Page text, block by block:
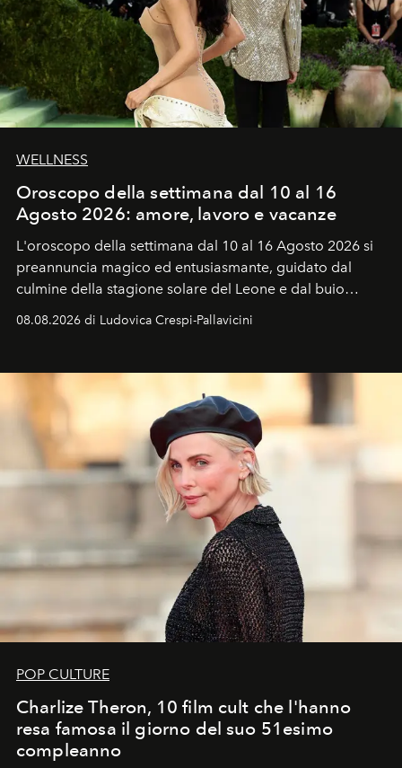
WELLNESS
Oroscopo della settimana dal 10 al 16
Agosto 2026: amore, lavoro e vacanze
L'oroscopo della settimana dal 10 al 16 Agosto 2026 si
preannuncia magico ed entusiasmante, guidato dal
culmine della stagione solare del Leone e dal buio
favorevole della Luna nuova in Leone del 12 agosto,
ideale per la notte delle Perseidi.
08.08.2026 di Ludovica Crespi-Pallavicini
POP CULTURE
Charlize Theron, 10 film cult che l'hanno
resa famosa il giorno del suo 51esimo
compleanno